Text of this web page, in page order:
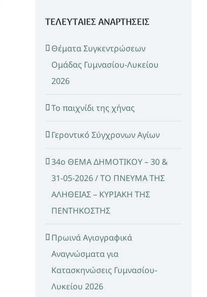
ΤΕΛΕΥΤΑΙΕΣ ΑΝΑΡΤΗΣΕΙΣ
Θέματα Συγκεντρώσεων
Ομάδας Γυμνασίου-Λυκείου
2026
Το παιχνίδι της χήνας
Γεροντικό Σύγχρονων Αγίων
34ο ΘΕΜΑ ΔΗΜΟΤΙΚΟΥ – 30 &
31-05-2026 / ΤΟ ΠΝΕΥΜΑ ΤΗΣ
ΑΛΗΘΕΙΑΣ – ΚΥΡΙΑΚΗ ΤΗΣ
ΠΕΝΤΗΚΟΣΤΗΣ
Πρωινά Αγιογραφικά
Αναγνώσματα για
Κατασκηνώσεις Γυμνασίου-
Λυκείου 2026